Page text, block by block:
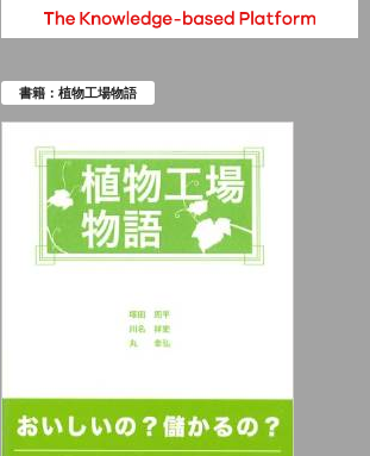
書籍：植物工場物語